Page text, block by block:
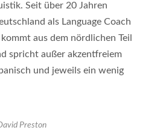
Seit über 20 Jahren
als Language Coach
aus dem nördlichen Teil
spricht außer akzentfreiem
und jeweils ein wenig
Preston